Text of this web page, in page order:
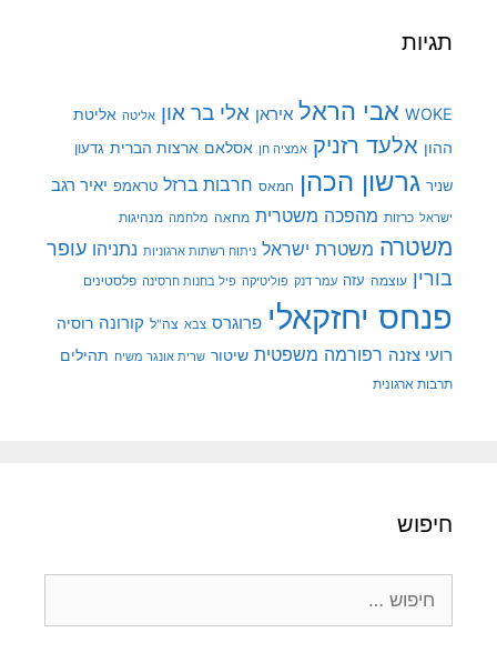
תגיות
WOKE אבי הראל איראן אלי בר און אליטה אליטת
ההון אלעד רזניק אמציה חן אסלאם ארצות הברית גדעון
שניר גרשון הכהן חמאס חרבות ברזל טראמפ יאיר רגב
ישראל כרזות מהפכה משטרית מחאה מלחמה מנהיגות
משטרה משטרת ישראל ניתוח רשתות ארגוניות נתניהו עופר
בורין עוצמה עזה עמר דנק פוליטיקה פיל בחנות חרסינה פלסטינים
פנחס יחזקאלי פרוגרס צבא צה"ל קורונה רוסיה
רועי צזנה רפורמה משפטית שיטור שרית אונגר משיח תהילים
תרבות ארגונית
חיפוש